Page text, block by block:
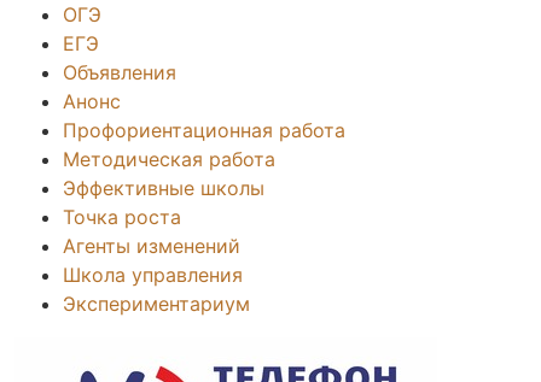
ОГЭ
ЕГЭ
Объявления
Анонс
Профориентационная работа
Методическая работа
Эффективные школы
Точка роста
Агенты изменений
Школа управления
Экспериментариум